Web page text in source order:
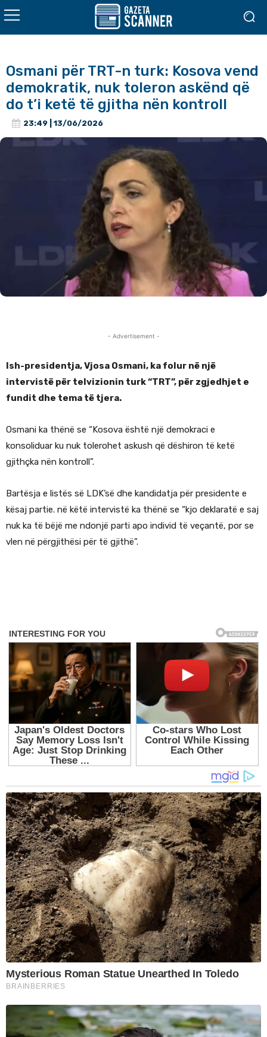
Osmani për TRT-n turk: Kosova vend
demokratik, nuk toleron askënd që
do t’i ketë të gjitha nën kontroll
23:49 | 13/06/2026
- Advertisement -
Ish-presidentja, Vjosa Osmani, ka folur në një
intervistë për telvizionin turk “TRT”, për zgjedhjet e
fundit dhe tema të tjera.
Osmani ka thënë se “Kosova është një demokraci e
konsoliduar ku nuk tolerohet askush që dëshiron të ketë
gjithçka nën kontroll”.
Bartësja e listës së LDK’së dhe kandidatja për presidente e
kësaj partie. në këtë intervistë ka thënë se “kjo deklaratë e saj
nuk ka të bëjë me ndonjë parti apo individ të veçantë, por se
vlen në përgjithësi për të gjithë”.